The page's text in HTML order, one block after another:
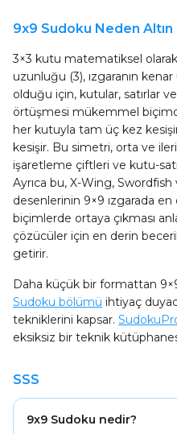
9x9 Sudoku Neden
3×3 kutu matematiksel
uzunluğu (3), ızgaranın
olduğu için, kutular, satırlar ve
örtüşmesi mükemmel
her kutuyla tam üç kez
kesişir. Bu simetri, orta ve
işaretleme çiftleri ve kutu-
Ayrıca bu, X-Wing, Swordfish
desenlerinin 9×9 ızgarada
biçimlerde ortaya çıkması
çözücüler için en derin
getirir.
Daha küçük bir formattan
Sudoku bölümü ihtiyaç
tekniklerini kapsar.
eksiksiz bir teknik
SSS
9x9 Sudoku nedir?